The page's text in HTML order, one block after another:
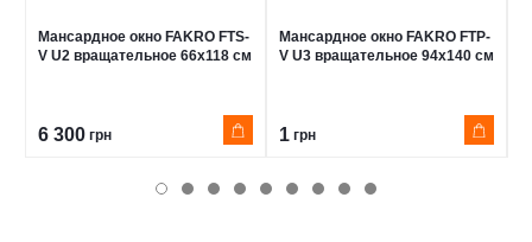
Мансардное окно FAKRO FTS-
V U2 вращательное 66x118 см
6 300 грн
Мансардное окно FAKRO FTP-
V U3 вращательное 94x140 см
1 грн